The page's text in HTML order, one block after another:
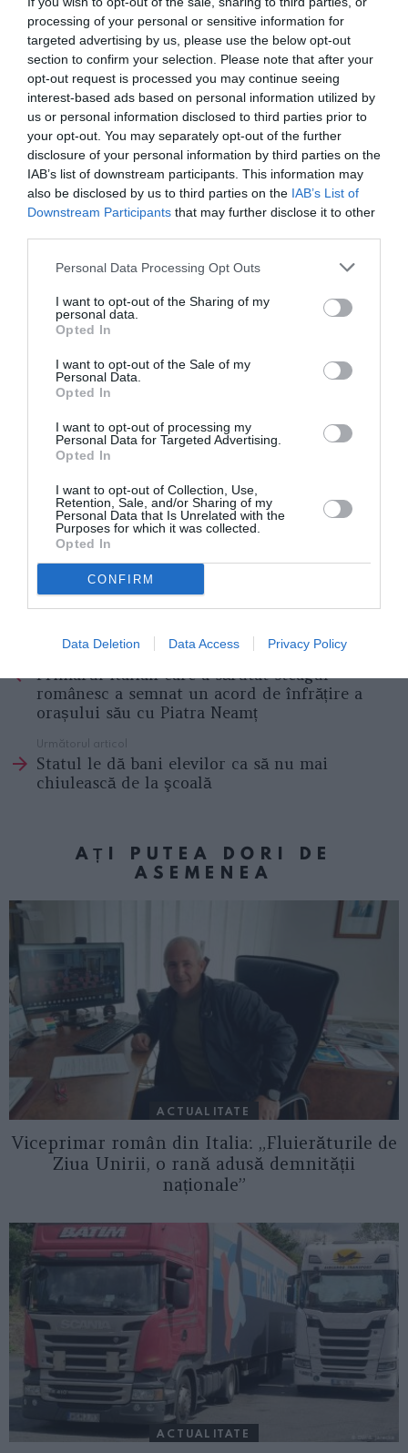
processing of your personal or sensitive information for
targeted advertising by us, please use the below opt-out
section to confirm your selection. Please note that after your
opt-out request is processed you may continue seeing
interest-based ads based on personal information utilized by
us or personal information disclosed to third parties prior to
your opt-out. You may separately opt-out of the further
disclosure of your personal information by third parties on the
IAB’s list of downstream participants. This information may
also be disclosed by us to third parties on the IAB’s List of
Downstream Participants that may further disclose it to other
Personal Data Processing Opt Outs
I want to opt-out of the Sharing of my
personal data.
Opted In
I want to opt-out of the Sale of my
Personal Data.
Opted In
I want to opt-out of processing my
Personal Data for Targeted Advertising.
Opted In
I want to opt-out of Collection, Use,
Retention, Sale, and/or Sharing of my
Personal Data that Is Unrelated with the
Purposes for which it was collected.
Opted In
CONFIRM
Data Deletion Data Access Privacy Policy
ROMANI IN DIASPORA
ROMANI IN ITALIA
STIRI ITALIA
Articolul anterior
Primarul italian care a sărutat steagul
românesc a semnat un acord de înfrățire a
orașului său cu Piatra Neamț
Următorul articol
Statul le dă bani elevilor ca să nu mai
chiulească de la şcoală
AȚI PUTEA DORI DE
ASEMENEA
ACTUALITATE
Viceprimar român din Italia: „Fluierăturile de
Ziua Unirii, o rană adusă demnității
naționale”
ACTUALITATE